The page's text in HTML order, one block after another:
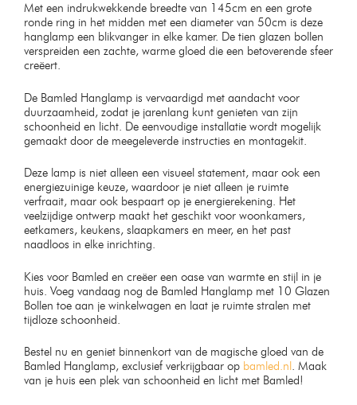
Met een indrukwekkende breedte van 145cm en een grote
ronde ring in het midden met een diameter van 50cm is deze
hanglamp een blikvanger in elke kamer. De tien glazen bollen
verspreiden een zachte, warme gloed die een betoverende sfeer
creëert.
De Bamled Hanglamp is vervaardigd met aandacht voor
duurzaamheid, zodat je jarenlang kunt genieten van zijn
schoonheid en licht. De eenvoudige installatie wordt mogelijk
gemaakt door de meegeleverde instructies en montagekit.
Deze lamp is niet alleen een visueel statement, maar ook een
energiezuinige keuze, waardoor je niet alleen je ruimte
verfraait, maar ook bespaart op je energierekening. Het
veelzijdige ontwerp maakt het geschikt voor woonkamers,
eetkamers, keukens, slaapkamers en meer, en het past
naadloos in elke inrichting.
Kies voor Bamled en creëer een oase van warmte en stijl in je
huis. Voeg vandaag nog de Bamled Hanglamp met 10 Glazen
Bollen toe aan je winkelwagen en laat je ruimte stralen met
tijdloze schoonheid.
Bestel nu en geniet binnenkort van de magische gloed van de
Bamled Hanglamp, exclusief verkrijgbaar op bamled.nl . Maak
van je huis een plek van schoonheid en licht met Bamled!